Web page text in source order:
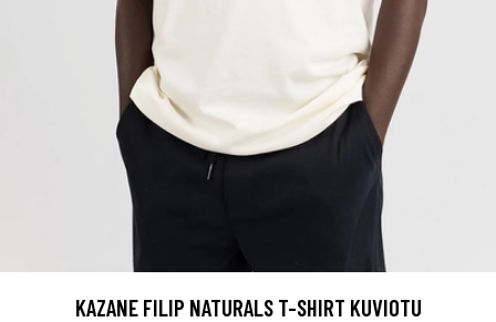
KAZANE FILIP NATURALS T-SHIRT KUVIOTU